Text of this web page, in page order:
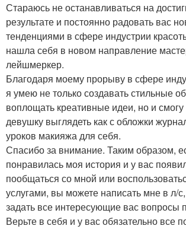
Стараюсь не останавливаться на
результате и постоянно радовать вас
тенденциями в сфере индустрии
нашла себя в новом направление
лейшмеркер.
Благодаря моему прорыву в сфере
я умею не только создавать стильные
воплощать креативные идеи, но и
девушку выглядеть как с обложки
уроков макияжа для себя.
Спасибо за внимание. Таким образом,
понравилась моя история и у вас
пообщаться со мной или
услугами, вы можете написать мне в л/
задать все интересующие вас вопросы
Верьте в себя и у вас обязательно все